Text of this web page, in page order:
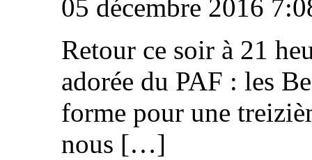
05 décembre 2016
Retour ce soir à 21
adorée du PAF : les
forme pour une
nous […]